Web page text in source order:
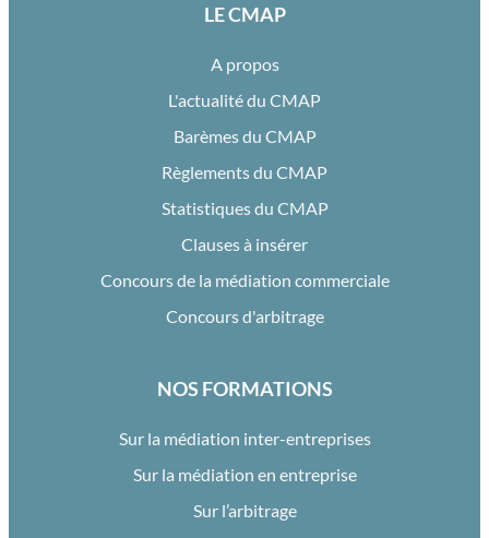
LE CMAP
A propos
L'actualité du CMAP
Barèmes du CMAP
Règlements du CMAP
Statistiques du CMAP
Clauses à insérer
Concours de la médiation commerciale
Concours d'arbitrage
NOS FORMATIONS
Sur la médiation inter-entreprises
Sur la médiation en entreprise
Sur l’arbitrage